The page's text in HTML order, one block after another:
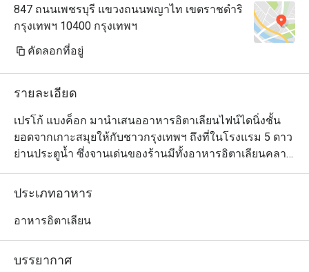
847 ถนนเพชรบุรี แขวงถนนพญาไท เขตราชดำริ
กรุงเทพฯ 10400 กรุงเทพฯ
คัดลอกที่อยู่
รายละเอียด
เปรโก้ แบงค็อก มานำเสนออาหารอิตาเลียนไฟน์ไดนิ่งชั้น
ยอดจากเกาะสมุยให้กับชาวกรุงเทพฯ ถึงที่ในโรงแรม 5 ดาว
ย่านประตูน้ำ ซึ่งจานเด่นของร้านมีทั้งอาหารอิตาเลียนคลาส
สิกต้นตำรับอย่างพาสต้าเส้นโฮมเมด เมนูปลอดกลูเตน และ
ยังมีเมนูอาหารที่ออกแบบมาเฉพาะสำหรับน้องๆ หนูๆ ด้วย
โต้ อัลลา มอนทานารา ฝีมือเชฟมาร์โค ซึ่งติดโผอยู่ใน
ประเภทอาหาร
อาหารอิตาเลียน
บรรยากาศ